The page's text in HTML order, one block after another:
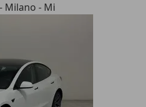
Milano - Mi